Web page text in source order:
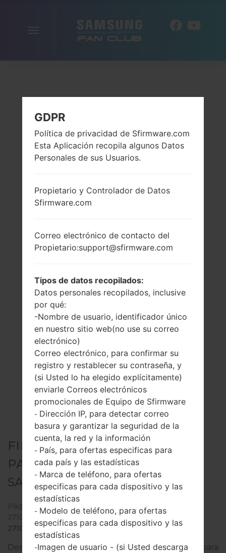
FIRMWARE OFICIAL #126044
PARA SM-J710MN -
SAMSUNGGALAXY J7 2016
Página principal → Galaxy J7 2016 →
SamsungSM-
J710MN
→ SM-
J710MN_1_20191221015515_s1who6njsc.zip
Descargue la última actualización de firmware para
GDPR
Política de privacidad de Sfirmware.com
Esta Aplicación recopila algunos Datos
Personales de sus Usuarios.
Propietario y Controlador de Datos
Sfirmware.com
Correo electrónico de contacto del
Propietario:support@sfirmware.com
Tipos de datos recopilados:
Datos personales recopilados, inclusive
por qué:
-Nombre de usuario, identificador único
en nuestro sitio web(no use su correo
electrónico)
Correo electrónico, para confirmar su
registro y restablecer su contraseña, y
(si Usted lo ha elegido explícitamente)
enviarle Correos electrónicos
promocionales de Equipo de Sfirmware
- Dirección IP, para detectar correo
basura y garantizar la seguridad de la
cuenta, la red y la información
- País, para ofertas especificas para
cada país y las estadísticas
- Marca de teléfono, para ofertas
especificas para cada dispositivo y las
estadísticas
- Modelo de teléfono, para ofertas
especificas para cada dispositivo y las
estadísticas
-Imagen de usuario - (si Usted descarga